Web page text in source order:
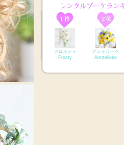
フロスティ
Frosty
アンテリーベ
Amtteliebe